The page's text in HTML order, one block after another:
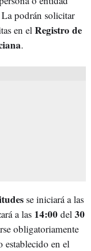
podrán solicitar
en el Registro de
.
se iniciará a las
a las 14:00 del 30
obligatoriamente
establecido en el